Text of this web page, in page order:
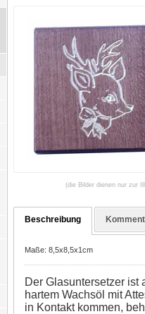
(die Bilder dienen nur zur
Beschreibung
Maße: 8,5x8,5x1cm
Der Glasuntersetzer ist
hartem Wachsöl mit
in Kontakt kommen,